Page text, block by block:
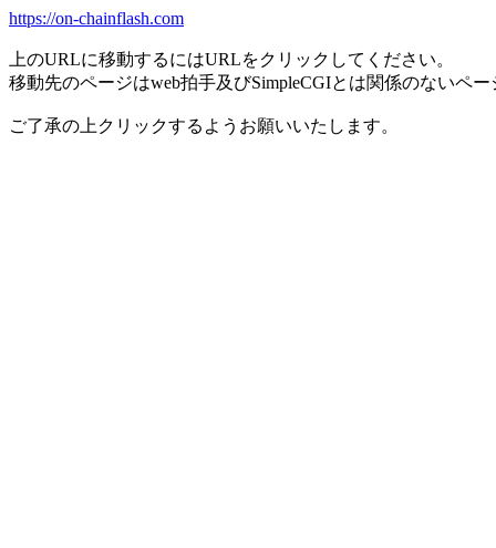
https://on-chainflash.com
上のURLに移動するにはURLをクリックしてください。
移動先のページはweb拍手及びSimpleCGIとは関係のないペ
ご了承の上クリックするようお願いいたします。